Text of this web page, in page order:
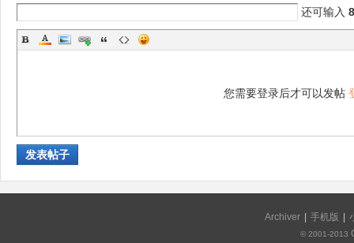
还可输入
您需要登录后才可以发帖
发表帖子
Archiver 手机版
© 2001-2013